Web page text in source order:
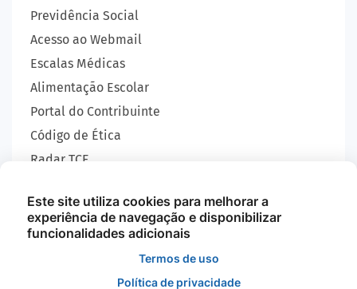
Previdência Social
Acesso ao Webmail
Escalas Médicas
Alimentação Escolar
Portal do Contribuinte
Código de Ética
Radar TCE
SIC
GEOBRAS
Este site utiliza cookies para melhorar a
experiência de navegação e disponibilizar
funcionalidades adicionais
Termos de uso
Política de privacidade